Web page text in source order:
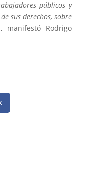
públicos y
sus derechos, sobre
manifestó Rodrigo